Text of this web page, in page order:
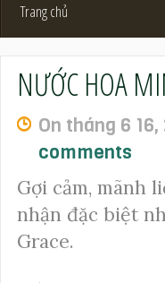
Trang chủ
NƯỚC HOA
On tháng 6
comments
Gợi cảm, mãnh
nhận đặc biệt
Grace.